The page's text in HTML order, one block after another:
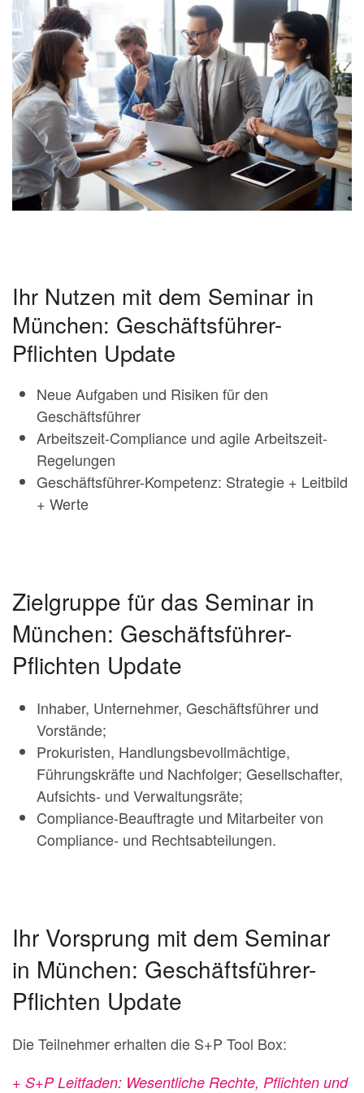
Ihr Nutzen mit dem Seminar in
München: Geschäftsführer-
Pflichten Update
Neue Aufgaben und Risiken für den
Geschäftsführer
Arbeitszeit-Compliance und agile Arbeitszeit-
Regelungen
Geschäftsführer-Kompetenz: Strategie + Leitbild
+ Werte
Zielgruppe für das Seminar in
München: Geschäftsführer-
Pflichten Update
Inhaber, Unternehmer, Geschäftsführer und
Vorstände;
Prokuristen, Handlungsbevollmächtige,
Führungskräfte und Nachfolger; Gesellschafter,
Aufsichts- und Verwaltungsräte;
Compliance-Beauftragte und Mitarbeiter von
Compliance- und Rechtsabteilungen.
Ihr Vorsprung mit dem Seminar
in München: Geschäftsführer-
Pflichten Update
Die Teilnehmer erhalten die S+P Tool Box:
+ S+P Leitfaden: Wesentliche Rechte, Pflichten und